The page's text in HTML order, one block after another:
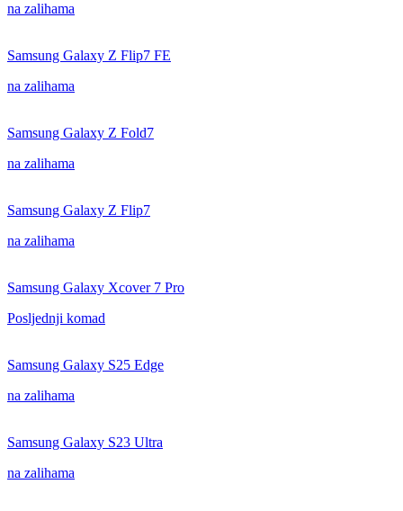
na zalihama
Samsung Galaxy Z Flip7 FE
na zalihama
Samsung Galaxy Z Fold7
na zalihama
Samsung Galaxy Z Flip7
na zalihama
Samsung Galaxy Xcover 7 Pro
Posljednji komad
Samsung Galaxy S25 Edge
na zalihama
Samsung Galaxy S23 Ultra
na zalihama